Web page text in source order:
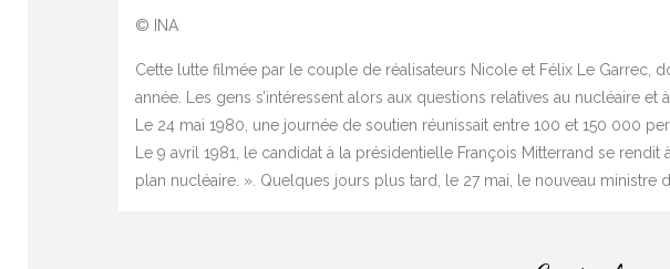
© INA
Cette lutte filmée par le couple de réalisateurs Nicole et Félix Le Garrec,
année. Les gens s’intéressent alors aux questions relatives au nucléaire
Le 24 mai 1980, une journée de soutien réunissait entre 100 et 150 000
Le 9 avril 1981, le candidat à la présidentielle François Mitterrand se
plan nucléaire. ». Quelques jours plus tard, le 27 mai, le nouveau